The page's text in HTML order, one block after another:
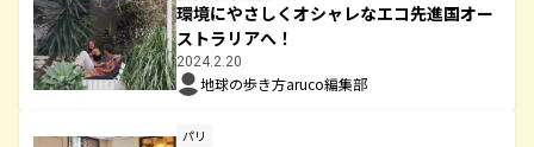
環境にやさしくオシャレなエコ先進国オー
ストラリアへ！
2024.2.20
地球の歩き方aruco編集部
パリ